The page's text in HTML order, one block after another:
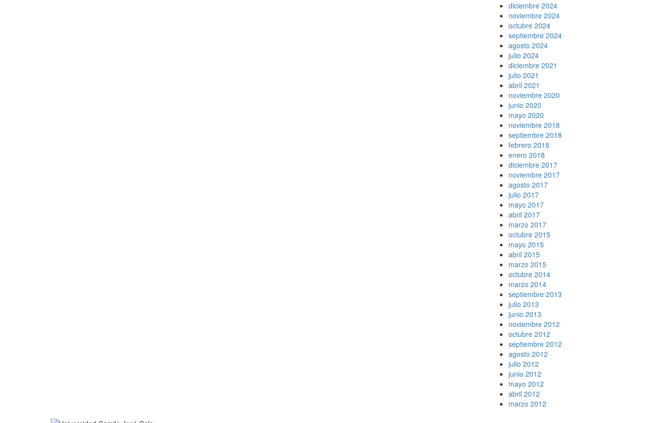
diciembre 2024
noviembre 2024
octubre 2024
septiembre 2024
agosto 2024
julio 2024
diciembre 2021
julio 2021
abril 2021
noviembre 2020
junio 2020
mayo 2020
noviembre 2018
septiembre 2018
febrero 2018
enero 2018
diciembre 2017
noviembre 2017
agosto 2017
julio 2017
mayo 2017
abril 2017
marzo 2017
octubre 2015
mayo 2015
abril 2015
marzo 2015
octubre 2014
marzo 2014
septiembre 2013
julio 2013
junio 2013
noviembre 2012
octubre 2012
septiembre 2012
agosto 2012
julio 2012
junio 2012
mayo 2012
abril 2012
marzo 2012